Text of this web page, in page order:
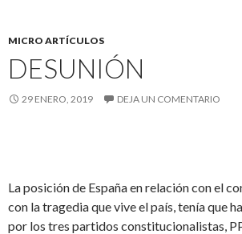
MICRO ARTÍCULOS
DESUNIÓN
29 ENERO, 2019 DEJA UN COMENTARIO
La posición de España en relación con el
con la tragedia que vive el país, tenía que
por los tres partidos constitucionalistas,